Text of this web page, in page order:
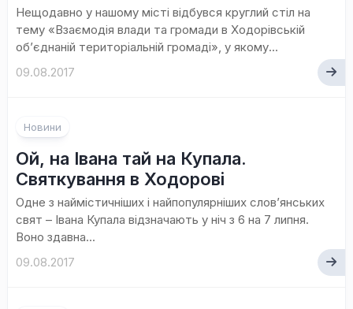
Нещодавно у нашому місті відбувся круглий стіл на
тему «Взаємодія влади та громади в Ходорівській
об’єднаній територіальній громаді», у якому...
09.08.2017
Новини
Ой, на Івана тай на Купала.
Святкування в Ходорові
Одне з наймістичніших і найпопулярніших слов’янських
свят – Івана Купала відзначають у ніч з 6 на 7 липня.
Воно здавна...
09.08.2017